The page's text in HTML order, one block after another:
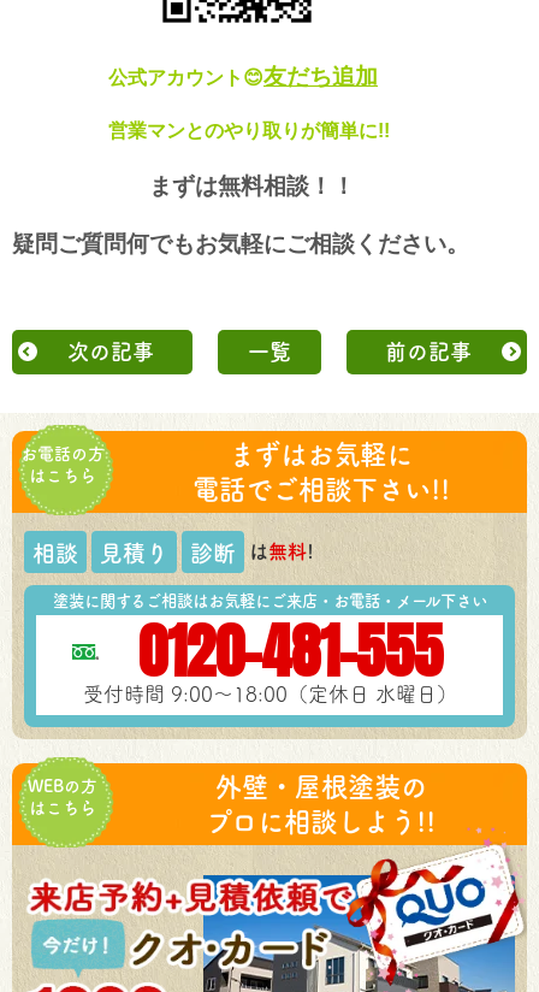
公式アカウント😊友だち追加
営業マンとのやり取りが簡単に!!
まずは無料相談！！
疑問ご質問何でもお気軽にご相談ください。
次の記事 一覧 前の記事
お電話の方
はこちら
まずはお気軽に
電話でご相談下さい!!
相談 見積り 診断 は無料!
塗装に関するご相談はお気軽にご来店・お電話・メール下さい
0120-481-555
受付時間 9:00～18:00（定休日 水曜日）
WEBの方
はこちら
外壁・屋根塗装の
プロに相談しよう!!